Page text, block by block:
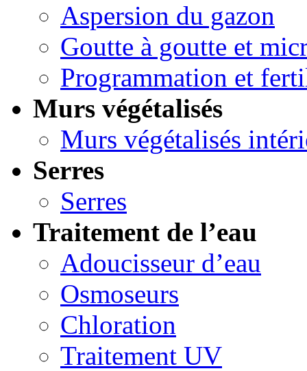
Aspersion du gazon
Goutte à goutte et
Programmation et
Murs végétalisés
Murs végétalisés
Serres
Serres
Traitement de l’eau
Adoucisseur d’eau
Osmoseurs
Chloration
Traitement UV